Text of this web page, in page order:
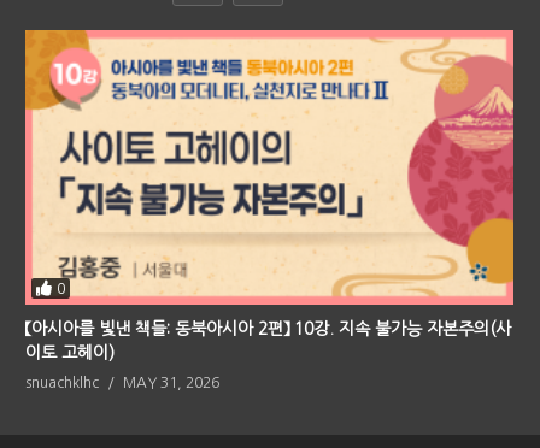
0
【아시아를 빛낸 책들: 동북아시아 2편】 10강. 지속 불가능 자본주의(사
이토 고헤이)
snuachklhc MAY 31, 2026